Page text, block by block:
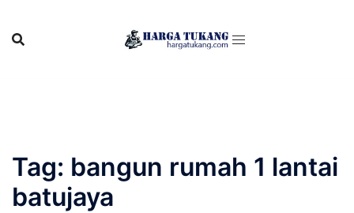
content
Tag: bangun rumah 1 lantai
batujaya